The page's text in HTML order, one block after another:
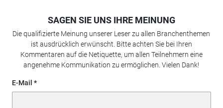
SAGEN SIE UNS IHRE MEINUNG
Die qualifizierte Meinung unserer Leser zu allen Branchenthemen
ist ausdrücklich erwünscht. Bitte achten Sie bei Ihren
Kommentaren auf die Netiquette, um allen Teilnehmern eine
angenehme Kommunikation zu ermöglichen. Vielen Dank!
E-Mail